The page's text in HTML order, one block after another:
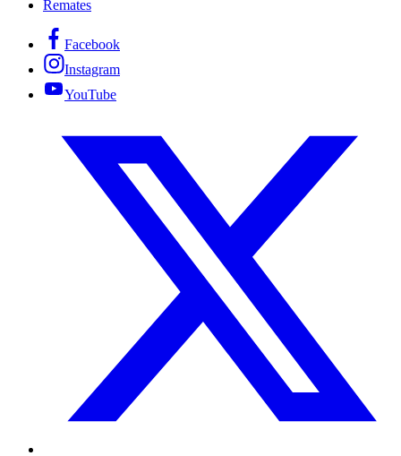
Remates
Facebook
Instagram
YouTube